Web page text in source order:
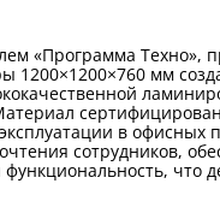
«Программа Техно»,
1200×1200×760 мм
в
сотрудников,
что